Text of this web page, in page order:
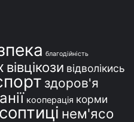
благодійність
вівцікози відволікись
здоров'я
кооперація корми
нем'ясо